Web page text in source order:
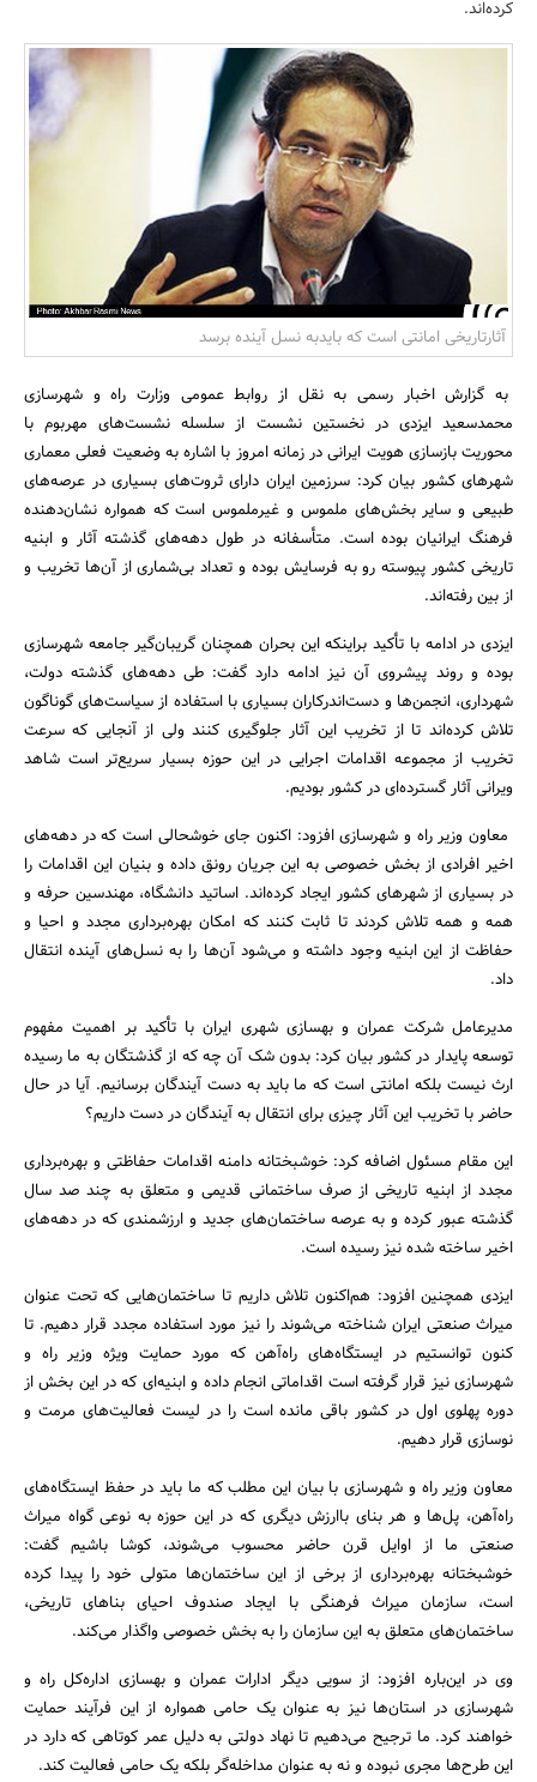
مسکن و ساختمان
کرده‌اند.
آثارتاریخی امانتی است که بایدبه نسل‌ آینده برسد
به گزارش اخبار رسمی به نقل از روابط عمومی وزارت راه و شهرسازی
محمدسعید ایزدی در نخستین نشست از سلسله نشست‌های مهربوم با
محوریت بازسازی هویت ایرانی در زمانه امروز با اشاره به وضعیت فعلی معماری
شهرهای کشور بیان کرد: سرزمین ایران دارای ثروت‌های بسیاری در عرصه‌های
طبیعی و سایر بخش‌های ملموس و غیرملموس است که همواره نشان‌دهنده
فرهنگ ایرانیان بوده است. متأسفانه در طول دهه‌های گذشته آثار و ابنیه
تاریخی کشور پیوسته رو به فرسایش بوده و تعداد بی‌شماری از آن‌ها تخریب و
از بین رفته‌اند.
ایزدی در ادامه با تأکید براینکه این بحران همچنان گریبان‌گیر جامعه شهرسازی
بوده و روند پیشروی آن نیز ادامه دارد گفت: طی دهه‌های گذشته دولت،
شهرداری، انجمن‌ها و دست‌اندرکاران بسیاری با استفاده از سیاست‌های گوناگون
تلاش کرده‌اند تا از تخریب این آثار جلوگیری کنند ولی از آنجایی که سرعت
تخریب از مجموعه اقدامات اجرایی در این حوزه بسیار سریع‌تر است شاهد
ویرانی آثار گسترده‌ای در کشور بودیم.
معاون وزیر راه و شهرسازی افزود: اکنون جای خوشحالی است که در دهه‌های
اخیر افرادی از بخش خصوصی به این جریان رونق داده و بنیان این اقدامات را
در بسیاری از شهرهای کشور ایجاد کرده‌اند. اساتید دانشگاه، مهندسین حرفه و
همه و همه تلاش کردند تا ثابت کنند که امکان بهره‌برداری مجدد و احیا و
حفاظت از این ابنیه وجود داشته و می‌شود آن‌ها را به نسل‌های آینده انتقال
داد.
مدیرعامل شرکت عمران و بهسازی شهری ایران با تأکید بر اهمیت مفهوم
توسعه پایدار در کشور بیان کرد: بدون شک آن چه که از گذشتگان به ما رسیده
ارث نیست بلکه امانتی است که ما باید به دست آیندگان برسانیم. آیا در حال
حاضر با تخریب این آثار چیزی برای انتقال به آیندگان در دست داریم؟
این مقام مسئول اضافه کرد: خوشبختانه دامنه اقدامات حفاظتی و بهره‌برداری
مجدد از ابنیه تاریخی از صرف ساختمانی قدیمی و متعلق به چند صد سال
گذشته عبور کرده و به عرصه ساختمان‌های جدید و ارزشمندی که در دهه‌های
اخیر ساخته شده نیز رسیده است.
ایزدی همچنین افزود: هم‌اکنون تلاش داریم تا ساختمان‌هایی که تحت عنوان
میراث صنعتی ایران شناخته می‌شوند را نیز مورد استفاده مجدد قرار دهیم. تا
کنون توانستیم در ایستگاه‌های راه‌آهن که مورد حمایت ویژه وزیر راه و
شهرسازی نیز قرار گرفته است اقداماتی انجام داده و ابنیه‌ای که در این بخش از
دوره پهلوی اول در کشور باقی ‌مانده است را در لیست فعالیت‌های مرمت و
نوسازی قرار دهیم.
معاون وزیر راه و شهرسازی با بیان این مطلب که ما باید در حفظ ایستگاه‌های
راه‌آهن، پل‌ها و هر بنای باارزش دیگری که در این حوزه به نوعی گواه میراث
صنعتی ما از اوایل قرن حاضر محسوب می‌شوند، کوشا باشیم گفت:
خوشبختانه بهره‌برداری از برخی از این ساختمان‌ها متولی خود را پیدا کرده
است، سازمان میراث فرهنگی با ایجاد صندوف احیای بناهای تاریخی،
ساختمان‌های متعلق به این سازمان را به بخش خصوصی واگذار می‌کند.
وی در این‌باره افزود: از سویی دیگر ادارات عمران و بهسازی اداره‌کل راه و
شهرسازی در استان‌ها نیز به عنوان یک حامی همواره از این فرآیند حمایت
خواهند کرد. ما ترجیح می‌دهیم تا نهاد دولتی به دلیل عمر کوتاهی که دارد در
این طرح‌ها مجری نبوده و نه به عنوان مداخله‌گر بلکه یک حامی فعالیت کند.